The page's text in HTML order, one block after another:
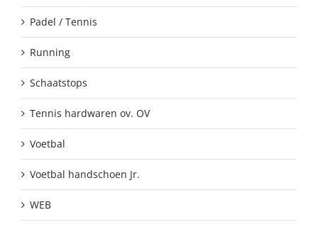
Padel / Tennis
Running
Schaatstops
Tennis hardwaren ov. OV
Voetbal
Voetbal handschoen Jr.
WEB